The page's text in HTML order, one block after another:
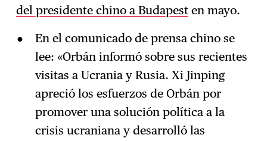
del presidente chino a Budapest en mayo.
En el comunicado de prensa chino se
lee: «Orbán informó sobre sus recientes
visitas a Ucrania y Rusia. Xi Jinping
apreció los esfuerzos de Orbán por
promover una solución política a la
crisis ucraniana y desarrolló las